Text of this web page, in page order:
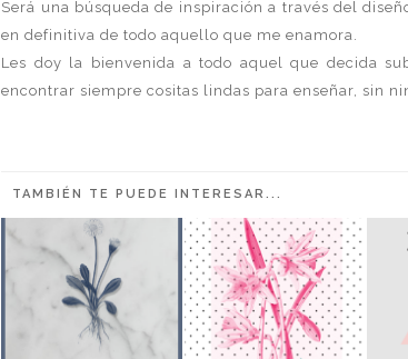
Será una búsqueda de inspiración a través del
en definitiva de todo aquello que me enamora.
Les doy la bienvenida a todo aquel que decida
encontrar siempre cositas lindas para enseñar, sin
TAMBIÉN TE PUEDE INTERESAR...